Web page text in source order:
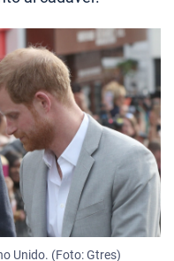
Unido. (Foto: Gtres)